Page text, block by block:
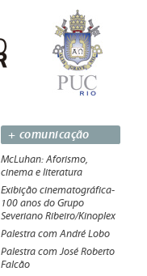
+ comunicação
McLuhan: Aforismo,
cinema e literatura
Exibição cinematográfica-
100 anos do Grupo
Severiano Ribeiro/Kinoplex
Palestra com André Lobo
Palestra com José Roberto
Falcão